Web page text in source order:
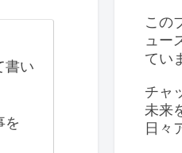
書い
を
この
ュー
てい
チャ
未来
日々